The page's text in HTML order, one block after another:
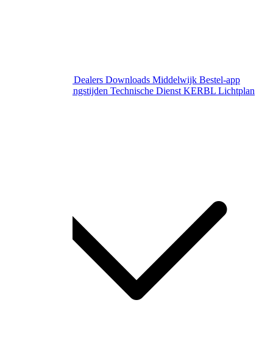
Dealers Downloads Middelwijk Bestel-app
Gewijzigde openingstijden Technische Dienst KERBL Lichtplan